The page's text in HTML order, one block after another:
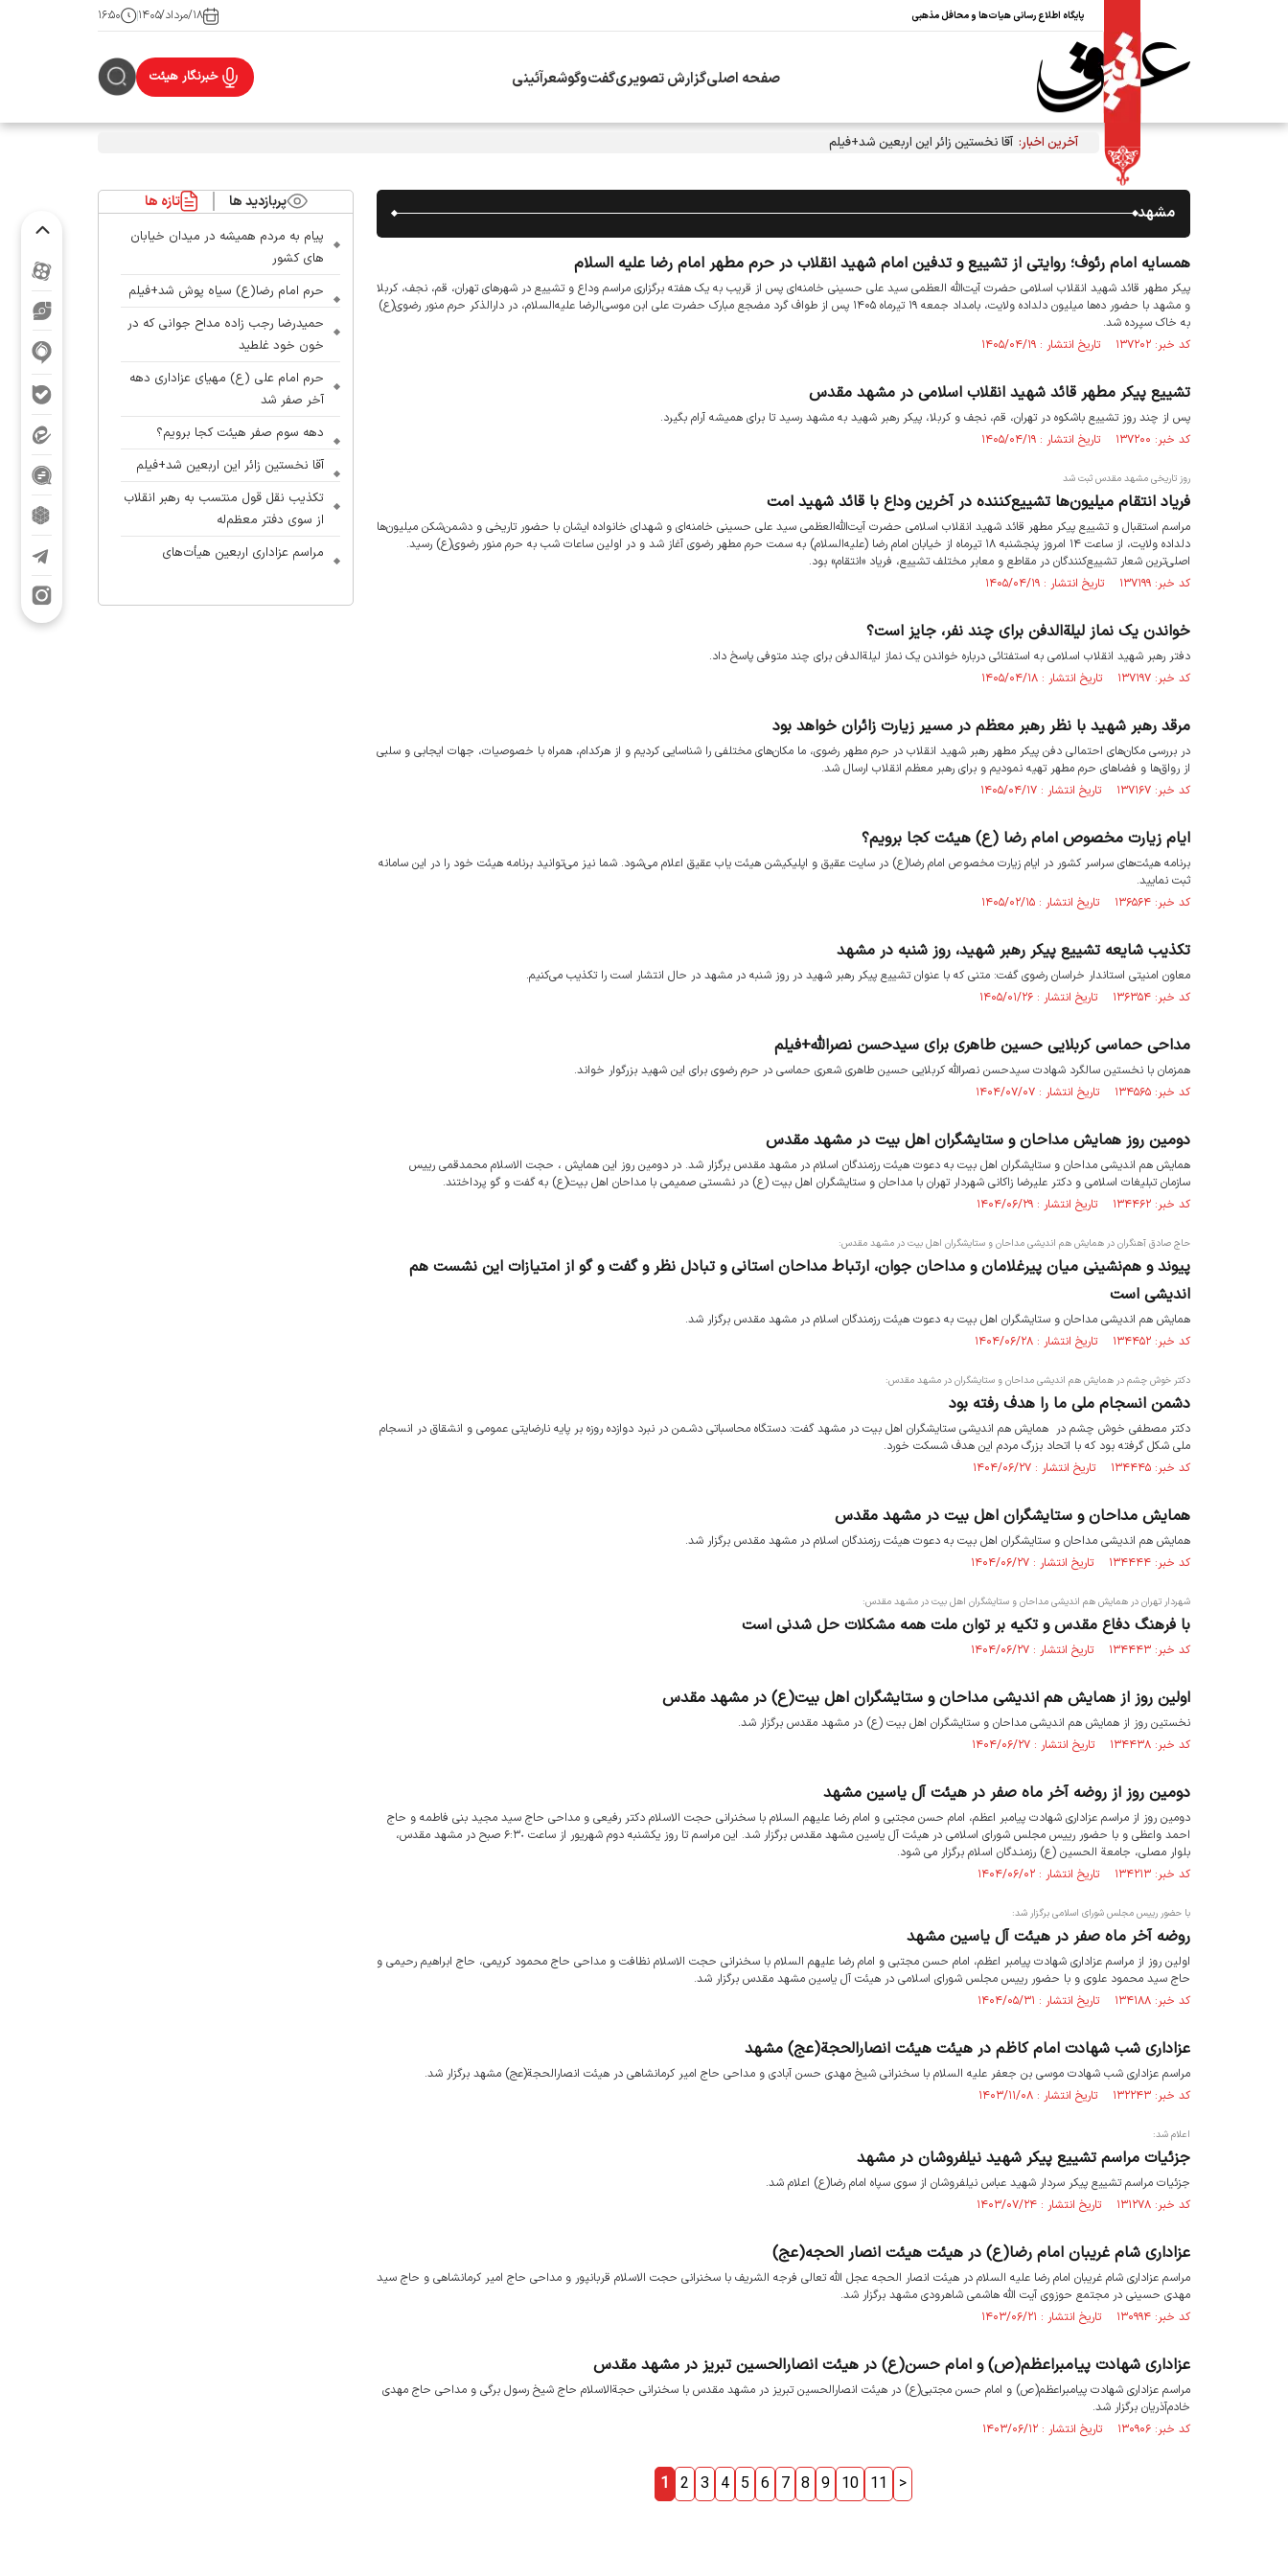
پایگاه اطلاع رسانی هیات‌ها و محافل مذهبی ۱۸/مرداد/۱۴۰۵ ۱۶:۵۰
صفحه اصلیگزارش تصویریگفت‌وگوشعرآئینی خبرنگار هیئت
آخرین اخبار: آقا نخستین زائر این اربعین شد+فیلم
مشهد
همسایه امام رئوف؛ روایتی از تشییع و تدفین امام شهید انقلاب در حرم مطهر امام رضا علیه السلام
پیکر مطهر قائد شهید انقلاب اسلامی حضرت آیت‌الله العظمی سید علی حسینی خامنه‌ای پس از قریب به یک هفته برگزاری مراسم وداع و تشییع در شهرهای تهران، قم، نجف، کربلا
و مشهد با حضور ده‌ها میلیون دلداده ولایت، بامداد جمعه ۱۹ تیرماه ۱۴۰۵ پس از طواف گرد مضجع مبارک حضرت علی‌ ابن موسی‌الرضا علیه‌السلام، در دارالذکر حرم منور رضوی(ع)
به خاک سپرده شد.
کد خبر: ۱۳۷۲۰۲ تاریخ انتشار : ۱۴۰۵/۰۴/۱۹
تشییع پیکر مطهر قائد شهید انقلاب اسلامی در مشهد مقدس
پس از چند روز تشییع باشکوه در تهران، قم، نجف و کربلا، پیکر رهبر شهید ‌به مشهد رسید تا برای همیشه آرام بگیرد.
کد خبر: ۱۳۷۲۰۰ تاریخ انتشار : ۱۴۰۵/۰۴/۱۹
روز تاریخی مشهد مقدس ثبت شد
فریاد انتقام میلیون‌ها تشییع‌کننده در آخرین وداع با قائد شهید امت
مراسم استقبال و تشییع پیکر مطهر قائد شهید انقلاب اسلامی حضرت آیت‌الله‌العظمی سید علی حسینی خامنه‌ای و شهدای خانواده ایشان با حضور تاریخی و دشمن‌شکن میلیون‌ها
دلداده ولایت، از ساعت ۱۴ امروز پنجشنبه ۱۸ تیرماه از خیابان امام رضا (علیه‌السلام) به سمت حرم مطهر رضوی آغاز شد و در اولین ساعات شب به حرم منور رضوی(ع) رسید.
اصلی‌ترین شعار تشییع‌کنندگان در مقاطع و معابر مختلف تشییع، فریاد «انتقام» بود.
کد خبر: ۱۳۷۱۹۹ تاریخ انتشار : ۱۴۰۵/۰۴/۱۹
خواندن یک نماز لیلة‌الدفن برای چند نفر، جایز است؟
دفتر رهبر شهید انقلاب اسلامی به استفتائی درباره خواندن یک نماز لیلة‌الدفن برای چند متوفی پاسخ داد.
کد خبر: ۱۳۷۱۹۷ تاریخ انتشار : ۱۴۰۵/۰۴/۱۸
مرقد رهبر شهید با نظر رهبر معظم در مسیر زیارت زائران خواهد بود
در بررسی مکان‌های احتمالی دفن پیکر مطهر رهبر شهید انقلاب در حرم مطهر رضوی، ما مکان‌های مختلفی را شناسایی کردیم و از هرکدام، همراه با خصوصیات، جهات ایجابی و سلبی
از رواق‌ها و فضا‌های حرم مطهر تهیه نمودیم و برای رهبر معظم انقلاب ارسال شد.
کد خبر: ۱۳۷۱۶۷ تاریخ انتشار : ۱۴۰۵/۰۴/۱۷
ایام زیارت مخصوص امام رضا (ع) هیئت کجا برویم؟
برنامه هیئت‌های سراسر کشور در ایام زیارت مخصوص امام رضا(ع) در سایت عقیق و اپلیکیشن هیئت یاب عقیق اعلام می‌شود. شما نیز می‌توانید برنامه هیئت خود را در این سامانه
ثبت نمایید.
کد خبر: ۱۳۶۵۶۴ تاریخ انتشار : ۱۴۰۵/۰۲/۱۵
تکذیب شایعه تشییع پیکر رهبر شهید، روز شنبه در مشهد
معاون امنیتی استاندار خراسان رضوی گفت: متنی که با عنوان تشییع پیکر رهبر شهید در روز شنبه در مشهد در حال انتشار است را تکذیب می‌کنیم.
کد خبر: ۱۳۶۳۵۴ تاریخ انتشار : ۱۴۰۵/۰۱/۲۶
مداحی حماسی کربلایی حسین طاهری برای سیدحسن نصرالله+فیلم
همزمان با نخستین سالگرد شهادت سیدحسن نصرالله کربلایی حسین طاهری شعری حماسی در حرم رضوی برای این شهید بزرگوار خواند.
کد خبر: ۱۳۴۵۶۵ تاریخ انتشار : ۱۴۰۴/۰۷/۰۷
دومین روز همایش مداحان و ستایشگران اهل بیت در مشهد مقدس
همایش هم اندیشی مداحان و ستایشگران اهل بیت به دعوت هیئت رزمندگان اسلام در مشهد مقدس برگزار شد. در دومین روز این همایش ، حجت الاسلام محمدقمی رییس
سازمان تبلیغات اسلامی و دکتر علیرضا زاکانی شهردار تهران با مداحان و ستایشگران اهل بیت (ع) در نشستی صمیمی با مداحان اهل بیت(ع) به گفت و گو پرداختند.
کد خبر: ۱۳۴۴۶۲ تاریخ انتشار : ۱۴۰۴/۰۶/۲۹
حاج صادق آهنگران در همایش هم اندیشی مداحان و ستایشگران اهل بیت در مشهد مقدس:
پیوند و هم‌نشینی میان پیرغلامان و مداحان جوان، ارتباط مداحان استانی و تبادل نظر و گفت و گو از امتیازات این نشست هم
اندیشی است
همایش هم اندیشی مداحان و ستایشگران اهل بیت به دعوت هیئت رزمندگان اسلام در مشهد مقدس برگزار شد.
کد خبر: ۱۳۴۴۵۲ تاریخ انتشار : ۱۴۰۴/۰۶/۲۸
دکتر خوش چشم در همایش هم اندیشی مداحان و ستایشگران در مشهد مقدس:
دشمن انسجام ملی ما را هدف رفته بود
دکتر مصطفی خوش چشم در همایش هم اندیشی ستایشگران اهل بیت در مشهد گفت: دستگاه محاسباتی دشـمن در نبرد دوازده روزه بر پایه نارضایتی عمومی و انشقاق در انسجام
ملی شکل گرفته بود که با اتحاد بزرگ مردم این هدف شسکت خورد.
کد خبر: ۱۳۴۴۴۵ تاریخ انتشار : ۱۴۰۴/۰۶/۲۷
همایش مداحان و ستایشگران اهل بیت در مشهد مقدس
همایش هم اندیشی مداحان و ستایشگران اهل بیت به دعوت هیئت رزمندگان اسلام در مشهد مقدس برگزار شد.
کد خبر: ۱۳۴۴۴۴ تاریخ انتشار : ۱۴۰۴/۰۶/۲۷
شهردار تهران در همایش هم اندیشی مداحان و ستایشگران اهل بیت در مشهد مقدس:
با فرهنگ دفاع مقدس و تکیه بر توان ملت همه مشکلات حل شدنی است
کد خبر: ۱۳۴۴۴۳ تاریخ انتشار : ۱۴۰۴/۰۶/۲۷
اولین روز از همایش هم اندیشی مداحان و ستایشگران اهل بیت(ع) در مشهد مقدس
نخستین روز از همایش هم اندیشی مداحان و ستایشگران اهل بیت (ع) در مشهد مقدس برگزار شد.
کد خبر: ۱۳۴۴۳۸ تاریخ انتشار : ۱۴۰۴/۰۶/۲۷
دومین روز از روضه آخر ماه صفر در هیئت آل یاسین مشهد
دومین روز از مراسم عزاداری شهادت پیامبر اعظم، امام حسن مجتبی و امام رضا علیهم السلام با سخنرانی حجت الاسلام دکتر رفیعی و مداحی حاج سید مجید بنی فاطمه و حاج
احمد واعظی و با حضور رییس مجلس شورای اسلامی در هیئت آل یاسین مشهد مقدس برگزار شد. این مراسم تا روز یکشنبه دوم شهریور از ساعت ۶:۳٠ صبح در مشهد مقدس،
بلوار مصلی، جامعة الحسین (ع) رزمنـدگان اسلام برگزار می شود.
کد خبر: ۱۳۴۲۱۳ تاریخ انتشار : ۱۴۰۴/۰۶/۰۲
با حضور رییس مجلس شورای اسلامی برگزار شد:
روضه آخر ماه صفر در هیئت آل یاسین مشهد
اولین روز از مراسم عزاداری شهادت پیامبر اعظم، امام حسن مجتبی و امام رضا علیهم السلام با سخنرانی حجت الاسلام نظافت و مداحی حاج محمود کریمی، حاج ابراهیم رحیمی و
حاج سید محمود علوی و با حضور رییس مجلس شورای اسلامی در هیئت آل یاسین مشهد مقدس برگزار شد.
کد خبر: ۱۳۴۱۸۸ تاریخ انتشار : ۱۴۰۴/۰۵/۳۱
عزاداری شب شهادت امام کاظم در هیئت هیئت انصارالحجة(عج) مشهد
مراسم عزاداری شب شهادت موسی بن جعفر علیه السلام با سخنرانی شیخ مهدی حسن آبادی و مداحی حاج امیر کرمانشاهی در هیئت انصارالحجة(عج) مشهد برگزار شد.
کد خبر: ۱۳۲۲۴۳ تاریخ انتشار : ۱۴۰۳/۱۱/۰۸
اعلام شد:
جزئیات مراسم تشییع پیکر شهید نیلفروشان در مشهد
جزئیات مراسم تشییع پیکر سردار شهید عباس نیلفروشان از سوی سپاه امام رضا(ع) اعلام شد.
کد خبر: ۱۳۱۲۷۸ تاریخ انتشار : ۱۴۰۳/۰۷/۲۴
عزاداری شام غریبان امام رضا(ع) در هیئت هیئت انصار الحجه(عج)
مراسم عزاداری شام غریبان امام رضا علیه السلام در هیئت انصار الحجه عجل الله تعالی فرجه الشریف با سخنرانی حجت الاسلام قربانپور و مداحی حاج امیر کرمانشاهی و حاج سید
مهدی حسینی در مجتمع حوزوی آیت الله هاشمی شاهرودی مشهد برگزار شد.
کد خبر: ۱۳۰۹۹۴ تاریخ انتشار : ۱۴۰۳/۰۶/۲۱
عزاداری شهادت پیامبراعظم(ص) و امام حسن(ع) در هیئت انصارالحسین تبریز در مشهد مقدس
مراسم عزاداری شهادت پیامبراعظم(ص) و امام حسن مجتبی(ع) در هیئت انصارالحسین تبریز در مشهد مقدس با سخنرانی حجةالاسلام حاج شیخ رسول برگی و مداحی حاج مهدی
خادم‌آذریان برگزار شد.
کد خبر: ۱۳۰۹۰۶ تاریخ انتشار : ۱۴۰۳/۰۶/۱۲
1 2 3 4 5 6 7 8 9 10 11 >
پربازدید ها تازه ها
پیام به مردم همیشه در میدان خیابان
های کشور
حرم امام رضا(ع) سیاه پوش شد+فیلم
حمیدرضا رجب زاده مداح جوانی که در
خون خود غلطید
حرم امام علی (ع) مهیای عزاداری دهه
آخر صفر شد
دهه سوم صفر هیئت کجا برویم؟
آقا نخستین زائر این اربعین شد+فیلم
تکذیب نقل قول منتسب به رهبر انقلاب
از سوی دفتر معظم‌له
مراسم عزاداری اربعین هیأت‌های